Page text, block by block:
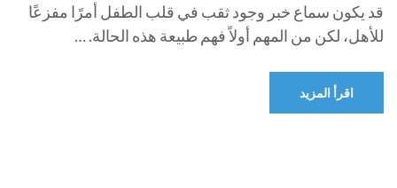
قد يكون سماع خبر وجود ثقب في قلب الطفل أمرًا مفزعًا
للأهل، لكن من المهم أولاً فهم طبيعة هذه الحالة. …
اقرأ المزيد